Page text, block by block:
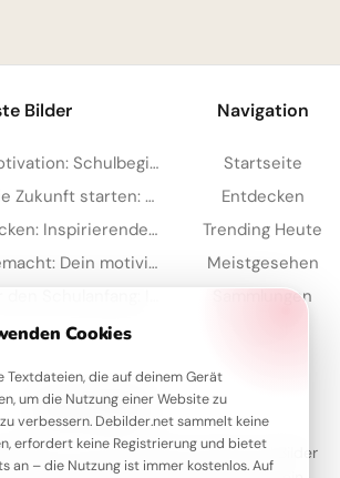
Cookies
Textdateien, die auf deinem Gerät
um die Nutzung einer Website zu
verbessern. Debilder.net sammelt keine
erfordert keine Registrierung und bietet
an – die Nutzung ist immer kostenlos. Auf
Bilder
Neustart voller Motivation: Schulbeginn inspirieren und auf TikTok verbreiten!
Wissbegierig in die Zukunft starten: Dein 'Lesen bildet' Bild für Snapchat
Forschergeist wecken: Inspirierende Schulstart-Bilder für Facebook
Ordnung leicht gemacht: Dein motivierender Spruch für Instagram zum Schulstart!
Navigation
Startseite
Entdecken
Trending Heute
Meistgesehen
Sammlungen
Über Debilder
für die schönsten Grüße und Bilder